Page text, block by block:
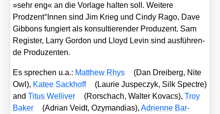
»sehr eng« an die Vor­la­ge hal­ten soll. Wei­te­re
Prodzent°Innen sind Jim Krieg und Cin­dy Rago, Dave
Gib­bons fun­giert als kon­sul­tie­ren­der Pro­du­zent. Sam
Regis­ter, Lar­ry Gor­don und Lloyd Levin sind aus­füh­ren­
de Pro­du­zen­ten.
Es spre­chen u.a.: Matthew Rhys
(Dan Drei­berg, Nite
Owl), Katee Sack­hoff
(Lau­rie Juspec­zyk, Silk Spect­re)
andTitus Wel­li­ver (Ror­schach, Wal­ter Kovacs),Troy
Bak­er
(Adri­an Veidt, Ozy­man­di­as),Adri­en­ne Bar­